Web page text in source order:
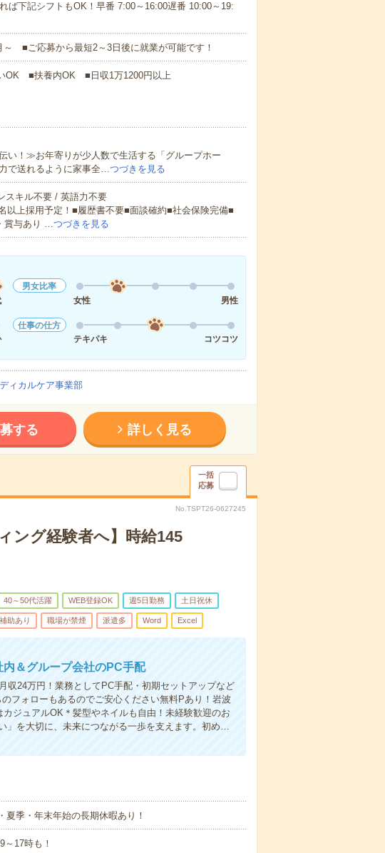
ば下記シフトもOK！早番 7:00～16:00遅番 10:00～19:
～ ■ご応募から最短2～3日後に就業が可能です！
OK ■扶養内OK ■日収1万1200円以上
い！≫お年寄りが少人数で生活する「グループホー
で送れるように家事全…つづきを見る
スキル不要 / 英語力不要
以上採用予定！■履歴書不要■面談確約■社会保険完備■
賞与あり …つづきを見る
男女比率
女性
男性
仕事の仕方
テキパキ
コツコツ
ィカルケア事業部
する 詳しく見る
一括
応募
No.TSPT26-0627245
ング経験者へ】時給145
40～50代活躍 WEB登録OK 週5日勤務 土日祝休
助あり 職場が禁煙 派遣多 Word Excel
内＆グループ会社のPC手配
収24万円！業務としてPC手配・初期セットアップなど
フォローもあるのでご安心ください無料Pあり！岩波
ジュアルOK＊髪型やネイルも自由！未経験歓迎のお
」を大切に、未来につながる一歩を支えます。初め…
季・年末年始の長期休暇あり！
17時も！